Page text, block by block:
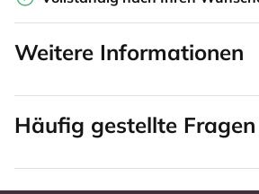
Weitere Informationen
Häufig gestellte Fragen